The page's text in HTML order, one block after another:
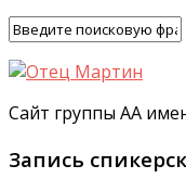
Сайт группы АА
Запись